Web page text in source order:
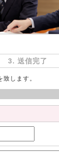
3. 送信完了
します。